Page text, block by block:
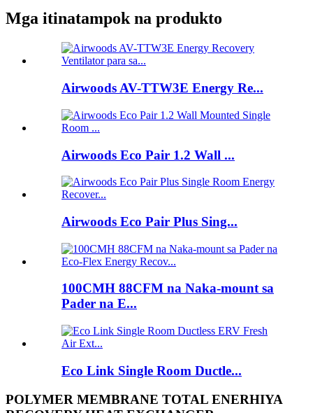
Mga itinatampok na produkto
Airwoods AV-TTW3E Energy Re...
Airwoods Eco Pair 1.2 Wall ...
Airwoods Eco Pair Plus Sing...
100CMH 88CFM na Naka-mount sa
Pader na E...
Eco Link Single Room Ductle...
POLYMER MEMBRANE TOTAL ENERHIYA